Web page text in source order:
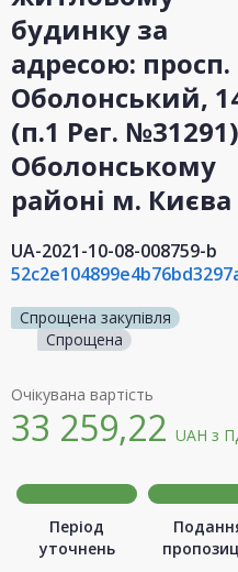
будинку за
адресою: просп.
Оболонський,
(п.1 Рег.
Оболонському
районі м. Києва
UA-2021-10-08-008759-b
Спрощена закупівля
Спрощена
Очікувана вартість
33 259,22 UAH з
Період
уточнень